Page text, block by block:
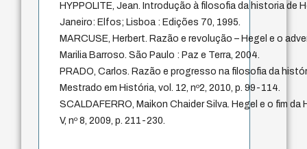
HYPPOLITE, Jean. Introdução à filosofia da historia de
Janeiro: Elfos; Lisboa : Edições 70, 1995.
MARCUSE, Herbert. Razão e revolução – Hegel e o
Marilia Barroso. São Paulo : Paz e Terra, 2004.
PRADO, Carlos. Razão e progresso na filosofia da
Mestrado em História, vol. 12, nº2, 2010, p. 99-114.
SCALDAFERRO, Maikon Chaider Silva. Hegel e o fim
V, nº 8, 2009, p. 211-230.